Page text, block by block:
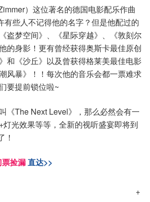
）这位著名的德国电影配乐作曲
有些人不记得他的名字？但是他配过的
盗梦空间》、《星际穿越》、《敦刻尔
的身影！更有曾经获得奥斯卡最佳原创
和《沙丘》以及曾获得格莱美最佳电影
风暴》！！每次他的音乐会都一票难求
要提前锁位啦~
《The Next Level》，那么必然会有一
光效果等等，全新的视听盛宴即将到
！
票捡漏直达>>